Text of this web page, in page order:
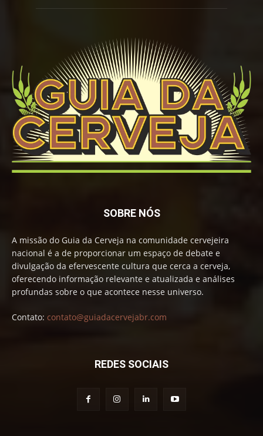
SOBRE NÓS
A missão do Guia da Cerveja na comunidade cervejeira
nacional é a de proporcionar um espaço de debate e
divulgação da efervescente cultura que cerca a cerveja,
oferecendo informação relevante e atualizada e análises
profundas sobre o que acontece nesse universo.
Contato: contato@guiadacervejabr.com
REDES SOCIAIS